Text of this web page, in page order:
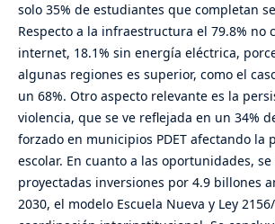
solo 35% de estudiantes que completan
Respecto a la infraestructura el 79.8% no
internet, 18.1% sin energía eléctrica,
algunas regiones es superior, como el
un 68%. Otro aspecto relevante es la
violencia, que se ve reflejada en un 34%
forzado en municipios PDET afectando la
escolar. En cuanto a las oportunidades,
proyectadas inversiones por 4.9 billones
2030, el modelo Escuela Nueva y Ley